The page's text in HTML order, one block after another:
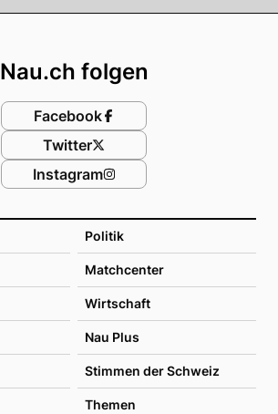
Politik
Matchcenter
Wirtschaft
Nau Plus
Stimmen der Schweiz
Themen
Nau.ch folgen
Facebook
Twitter
Instagram